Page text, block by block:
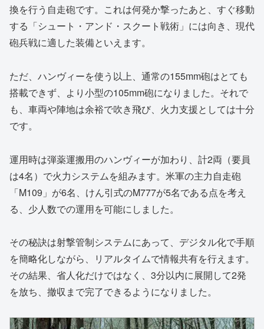
換を行う自走砲です。これは何発か撃ったあと、すぐ移動
する「シュート・アンド・スクート戦術」には向き、現代
砲兵戦に適した装備といえます。
ただ、ハンヴィーを使う以上、通常の155mm砲はとても
搭載できず、より小型の105mm砲になりました。それで
も、車両や陣地は余裕で吹き飛び、火力支援としては十分
です。
運用時は弾薬運搬用のハンヴィーが加わり、計2両（要員
は4名）で火力システムを組みます。米軍の主力自走砲
「M109」が6名、けん引式のM777が5名である点を考え
る、少人数での運用を可能にしました。
その秘訣は射撃管制システムにあって、デジタル化で手順
を簡略化しながら、リアルタイムで情報共有を行えます。
その結果、省人化だけではなく、3分以内に展開して2発
を放ち、撤収まで完了できるようになりました。